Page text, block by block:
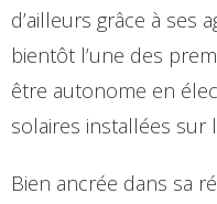
d’ailleurs grâce à ses
bientôt l’une des
être autonome en
solaires installées sur
Bien ancrée dans sa